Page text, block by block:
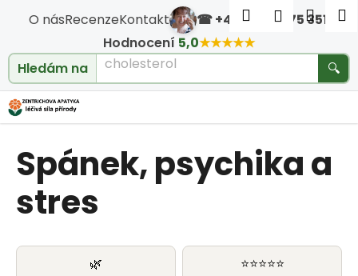
O násRecenzeKontakt ☎ +420 604 475 351
Hodnocení 5,0★★★★★
Hledám na
cholesterol
🔍
Hledat
Spánek, psychika a
stres
🌿
⭐⭐⭐⭐⭐
Košík
C
o
p
o